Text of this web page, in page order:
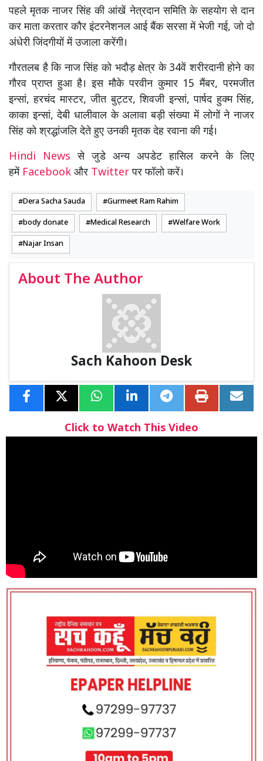
पहले मृतक नाजर सिंह की आंखें नेत्रदान समिति के सहयोग से दान
कर माता करतार कौर इंटरनेशनल आई बैंक सरसा में भेजी गई, जो दो
अंधेरी जिंदगीयों में उजाला करेंगी।
गौरतलब है कि नाज सिंह को भदौड़ क्षेत्र के 34वें शरीरदानी होने का
गौरव प्राप्त हुआ है। इस मौके परवीन कुमार 15 मैंबर, परमजीत
इन्सां, हरचंद मास्टर, जीत बुट्टर, शिवजी इन्सां, पार्षद हुक्म सिंह,
काका इन्सां, देबी धालीवाल के अलावा बड़ी संख्या में लोगों ने नाजर
सिंह को श्रद्धांजलि देते हुए उनकी मृतक देह रवाना की गई।
Hindi Newsसे जुडे अन्य अपडेट हासिल करने के लिए
हमें Facebook और Twitterपर फॉलो करें।
Dera Sacha Sauda Gurmeet Ram Rahim
body donate Medical Research Welfare Work
Najar Insan
About The Author
Sach Kahoon Desk
Click to Watch This Video